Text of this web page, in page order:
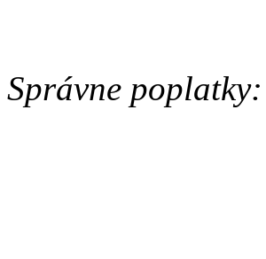
Správne poplatky: